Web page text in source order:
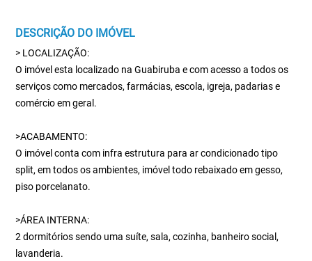
DESCRIÇÃO DO IMÓVEL
> LOCALIZAÇÃO:
O imóvel esta localizado na Guabiruba e com acesso a todos os
serviços como mercados, farmácias, escola, igreja, padarias e
comércio em geral.
>ACABAMENTO:
O imóvel conta com infra estrutura para ar condicionado tipo
split, em todos os ambientes, imóvel todo rebaixado em gesso,
piso porcelanato.
>ÁREA INTERNA:
2 dormitórios sendo uma suíte, sala, cozinha, banheiro social,
lavanderia.